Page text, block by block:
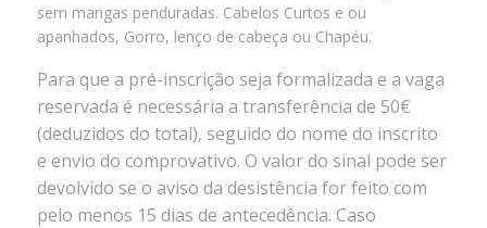
sem mangas penduradas. Cabelos Curtos e ou
apanhados, Gorro, lenço de cabeça ou Chapéu.
Para que a pré-inscrição seja formalizada e a vaga
reservada é necessária a transferência de 50€
(deduzidos do total), seguido do nome do inscrito
e envio do comprovativo. O valor do sinal pode ser
devolvido se o aviso da desistência for feito com
pelo menos 15 dias de antecedência. Caso